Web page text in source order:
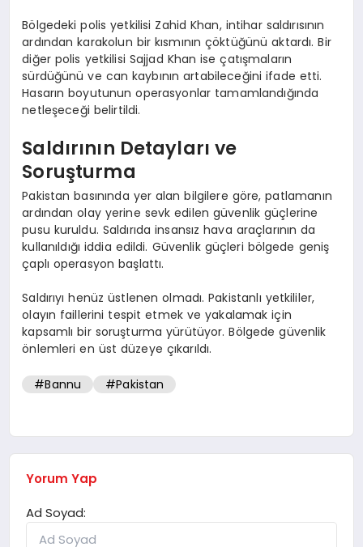
Bölgedeki polis yetkilisi Zahid Khan, intihar saldırısının
ardından karakolun bir kısmının çöktüğünü aktardı. Bir
diğer polis yetkilisi Sajjad Khan ise çatışmaların
sürdüğünü ve can kaybının artabileceğini ifade etti.
Hasarın boyutunun operasyonlar tamamlandığında
netleşeceği belirtildi.
Saldırının Detayları ve
Soruşturma
Pakistan basınında yer alan bilgilere göre, patlamanın
ardından olay yerine sevk edilen güvenlik güçlerine
pusu kuruldu. Saldırıda insansız hava araçlarının da
kullanıldığı iddia edildi. Güvenlik güçleri bölgede geniş
çaplı operasyon başlattı.
Saldırıyı henüz üstlenen olmadı. Pakistanlı yetkililer,
olayın faillerini tespit etmek ve yakalamak için
kapsamlı bir soruşturma yürütüyor. Bölgede güvenlik
önlemleri en üst düzeye çıkarıldı.
#Bannu #Pakistan
Yorum Yap
Ad Soyad: